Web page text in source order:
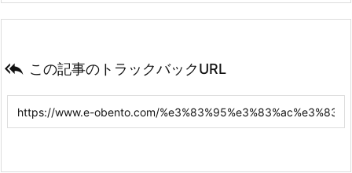
 この記事のトラックバックURL